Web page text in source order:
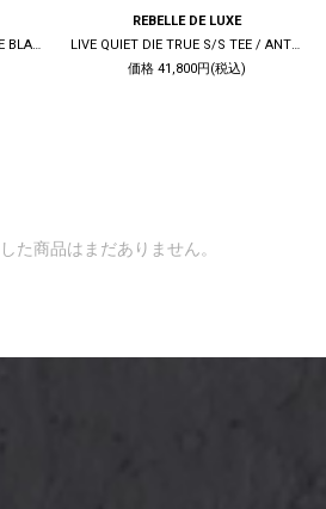
ANTONI GAUDI S/S TEE / FADE BLACK
REBELLE DE LUXE
LIVE QUIET DIE TRUE S/S TEE / ANTIQUE WHITE
価格 41,800円(税込)
た商品はまだありません。